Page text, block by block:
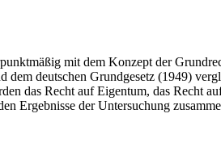
mit dem Konzept der
deutschen Grundgesetz (1949)
das Recht auf Eigentum, das Recht
Ergebnisse der Untersuchung